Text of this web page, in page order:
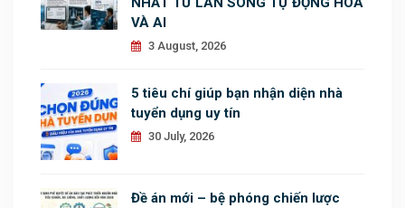
VÀ AI
3 August, 2026
5 tiêu chí giúp bạn nhận diện nhà
tuyển dụng uy tín
30 July, 2026
Đề án mới – bệ phóng chiến lược